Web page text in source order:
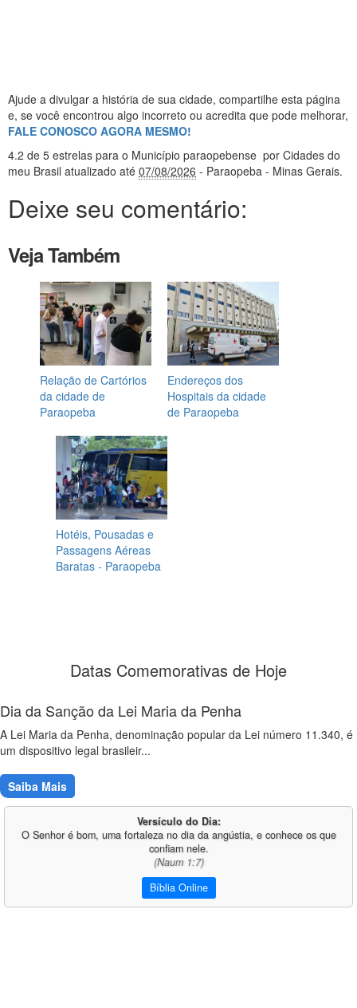
Ajude a divulgar a história de sua cidade, compartilhe esta página
e, se você encontrou algo incorreto ou acredita que pode melhorar,
FALE CONOSCO AGORA MESMO!
4.2 de 5 estrelas para o Município paraopebense por Cidades do
meu Brasil atualizado até 07/08/2026 - Paraopeba - Minas Gerais.
Deixe seu comentário:
Veja Também
Relação de Cartórios
da cidade de
Paraopeba
Endereços dos
Hospitais da cidade
de Paraopeba
Hotéis, Pousadas e
Passagens Aéreas
Baratas - Paraopeba
Datas Comemorativas de Hoje
Dia da Sanção da Lei Maria da Penha
A Lei Maria da Penha, denominação popular da Lei número 11.340, é
um dispositivo legal brasileir...
Saiba Mais
Versículo do Dia:
O Senhor é bom, uma fortaleza no dia da angústia, e conhece os que
confiam nele.
(Naum 1:7)
Bíblia Online